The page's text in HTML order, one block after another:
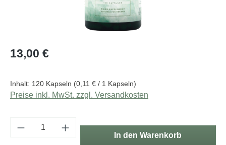
Regulärer Preis:
13,00 €
Inhalt: 120 Kapseln (0,11 € / 1 Kapseln)
Preise inkl. MwSt. zzgl. Versandkosten
Produkt Anzahl: Gib den gewünschten
In den Warenkorb